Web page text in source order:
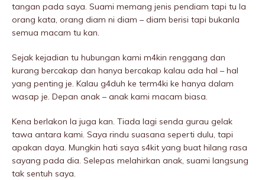
tangan pada saya. Suami memang jenis pendiam tapi tu la
orang kata, orang diam ni diam – diam berisi tapi bukanla
semua macam tu kan.
Sejak kejadian tu hubungan kami m4kin renggang dan
kurang bercakap dan hanya bercakap kalau ada hal – hal
yang penting je. Kalau g4duh ke term4ki ke hanya dalam
wasap je. Depan anak – anak kami macam biasa.
Kena berlakon la juga kan. Tiada lagi senda gurau gelak
tawa antara kami. Saya rindu suasana seperti dulu, tapi
apakan daya. Mungkin hati saya s4kit yang buat hilang rasa
sayang pada dia. Selepas melahirkan anak, suami langsung
tak sentuh saya.